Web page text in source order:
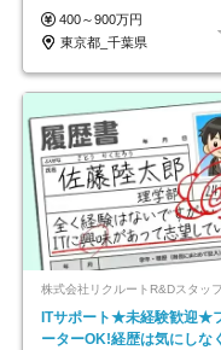
400～900万円
東京都_千葉県
ITサポート★未経験歓迎★
ーターOK!経歴は気にしな